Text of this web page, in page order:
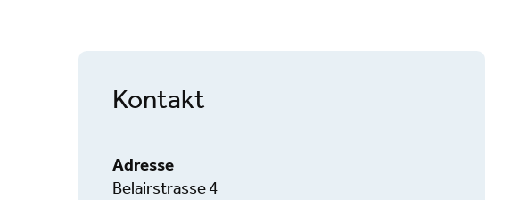
Kontakt
Adresse
Belairstrasse 4